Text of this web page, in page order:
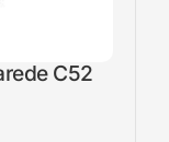
C52